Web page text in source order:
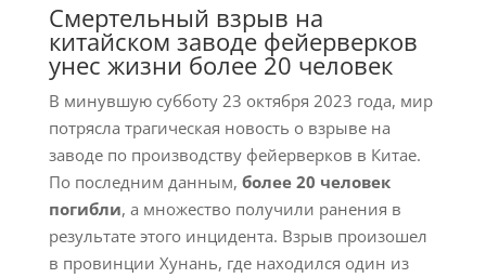
Смертельный взрыв на
китайском заводе фейерверков
унес жизни более 20 человек
В минувшую субботу 23 октября 2023 года, мир
потрясла трагическая новость о взрыве на
заводе по производству фейерверков в Китае.
По последним данным, более 20 человек
погибли, а множество получили ранения в
результате этого инцидента. Взрыв произошел
в провинции Хунань, где находился один из